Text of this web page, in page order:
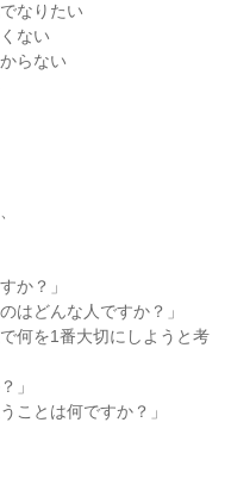
なりたい
ない
らない
か？」
はどんな人ですか？」
何を1番大切にしようと考
」
ことは何ですか？」